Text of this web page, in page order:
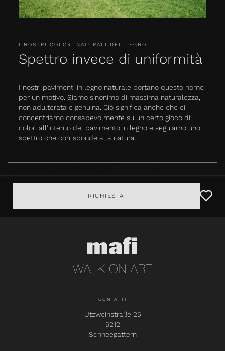
I NOSTRI COLORI NATURALI DEL LEGNO
Spettro invece di uniformità
I nostri pavimenti in legno naturale portano questo nome
per un motivo. Siamo sinonimo di massima naturalezza,
non adulterata e genuina. Ciò significa anche che ci
concentriamo consapevolmente su un certo gioco di
colori all'interno del pavimento in legno e seguiamo uno
spettro che corrisponde alla natura.
RICHIESTA
CONTATTI
Utzweihstraße 25
5212
Schneegattern